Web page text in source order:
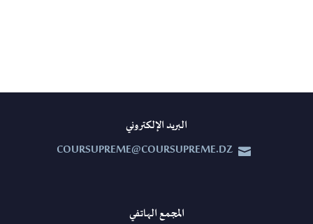
البريد الإلكتروني


COURSUPREME@COURSUPREME.DZ
المجمع الهاتفي